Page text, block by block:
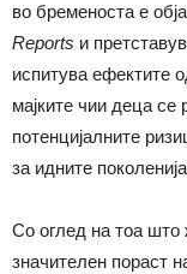
во бременоста е
Reports и
испитува ефектите
мајките чии деца се
потенцијалните
за идните
Со оглед на тоа што
значителен пораст